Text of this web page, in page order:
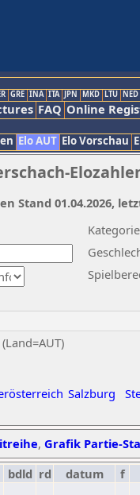
GRE INA ITA JPN MKD LTU NED
FAQ Online
Elo AUT Elo Vorschau
Kategorie
Salzburg
Stand 01.04.2026,
, Grafik Partie-
bdld rd datum f